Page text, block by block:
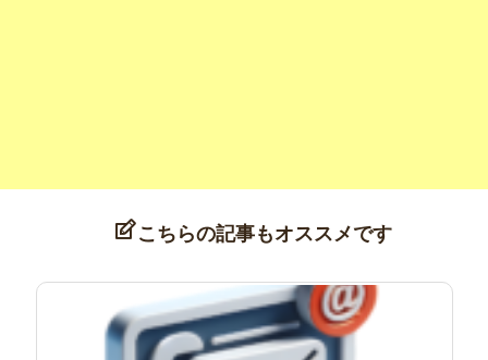
こちらの記事もオススメです